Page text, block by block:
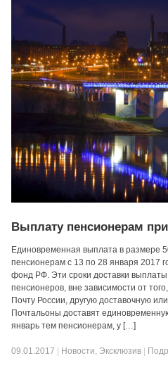
Выплату пенсионерам
Единовременная выплата в размере
пенсионерам с 13 по 28 января 2017
фонд РФ. Эти сроки доставки выплаты
пенсионеров, вне зависимости от
Почту России, другую доставочную
Почтальоны доставят
январь тем пенсионерам, у […]
09.01.2017 Новости, Эксклюзив